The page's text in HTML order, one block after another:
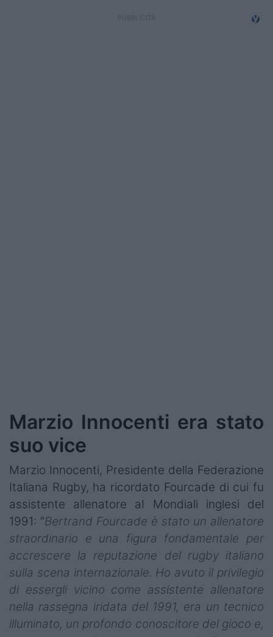
Marzio Innocenti era stato
suo vice
Marzio Innocenti, Presidente della Federazione
Italiana Rugby, ha ricordato Fourcade di cui fu
assistente allenatore aI Mondiali inglesi del
1991: “Bertrand Fourcade è stato un allenatore
straordinario e una figura fondamentale per
accrescere la reputazione del rugby italiano
sulla scena internazionale. Ho avuto il privilegio
di essergli vicino come assistente allenatore
nella rassegna iridata del 1991, era un tecnico
illuminato, un profondo conoscitore del gioco e,